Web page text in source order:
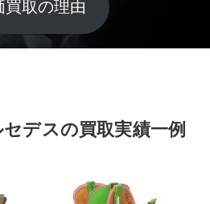
買取の理由
デスの買取実績一例